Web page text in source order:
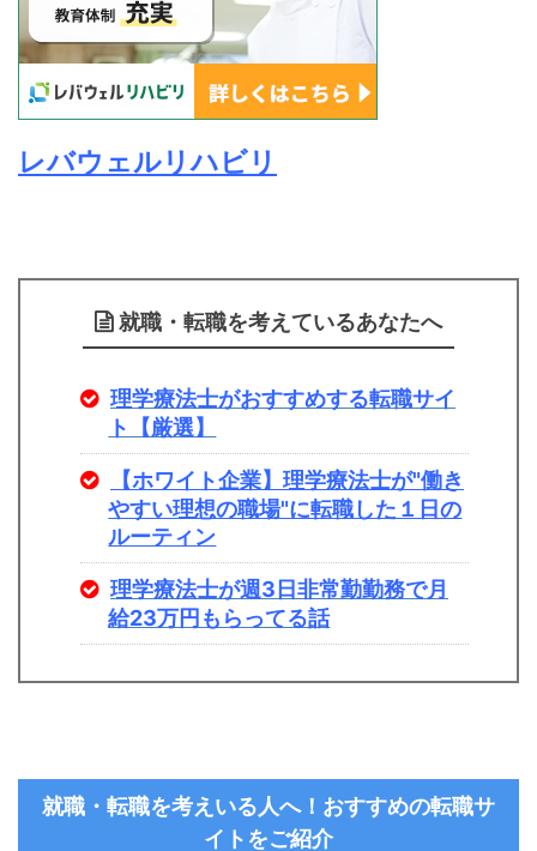
レバウェルリハビリ
就職・転職を考えているあなたへ
理学療法士がおすすめする転職サイ
ト【厳選】
【ホワイト企業】理学療法士が"働き
やすい理想の職場"に転職した１日の
ルーティン
理学療法士が週3日非常勤勤務で月
給23万円もらってる話
就職・転職を考えいる人へ！おすすめの転職サ
イトをご紹介